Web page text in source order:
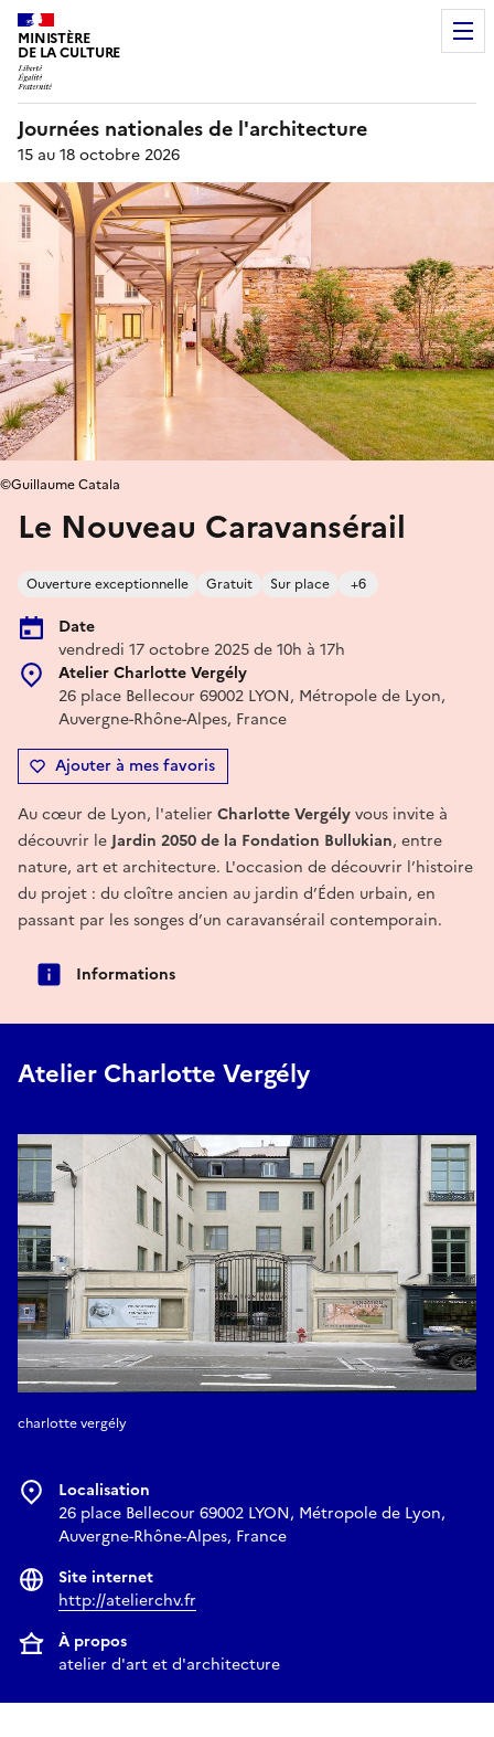
MINISTÈRE
DE LA CULTURE
Journées nationales de l'architecture
15 au 18 octobre 2026
Le Nouveau Caravansérail
Ouverture exceptionnelle Gratuit Sur place +6
Date
vendredi 17 octobre 2025 de 10h à 17h
Atelier Charlotte Vergély
26 place Bellecour 69002 LYON, Métropole de Lyon,
Auvergne-Rhône-Alpes, France
Ajouter à mes favoris
©Guillaume Catala
Au cœur de Lyon, l'atelier Charlotte Vergélyvous invite à
découvrir le Jardin 2050 de la Fondation Bullukian, entre
nature, art et architecture. L'occasion de découvrir l’histoire
du projet : du cloître ancien au jardin d’Éden urbain, en
passant par les songes d’un caravansérail contemporain.
Informations
Atelier Charlotte Vergély
charlotte vergély
Localisation
26 place Bellecour 69002 LYON, Métropole de Lyon,
Auvergne-Rhône-Alpes, France
Site internet
http://atelierchv.fr
À propos
atelier d'art et d'architecture